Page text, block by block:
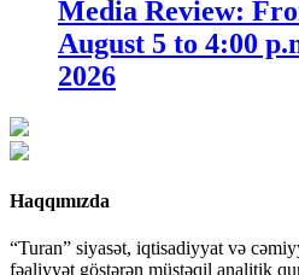
Media Review:
August 5 to 4:00
2026
Haqqımızda
“Turan” siyasət, iqtisadiyyat və
fəaliyyət göstərən müstəqil analitik